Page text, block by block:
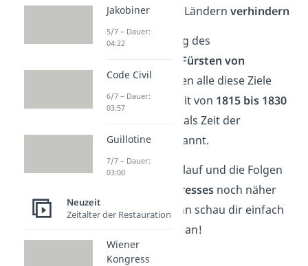
europäischen Ländernverhindern
Unter der Führung des
Fürstenvon
Metternichwurden alle diese Ziele
umgesetzt. Die Zeit von 1815 bis 1830
wurde deswegen als Zeit der
Restauration
bekannt.
Wenn dich der Ablauf und die Folgen
Wiener Kongresses noch näher
interessieren, dann schau dir einfach
dazu an!
Jakobiner
5/7 – Dauer:
04:22
Code Civil
6/7 – Dauer:
03:57
Guillotine
7/7 – Dauer:
03:00
Neuzeit
Zeitalter der Restauration
Wiener
Kongress